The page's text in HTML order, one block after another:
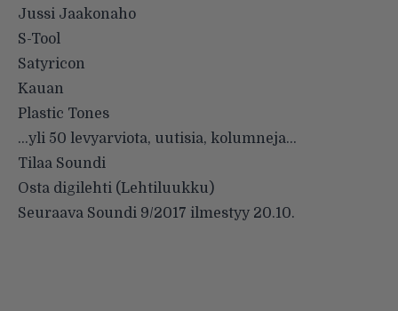
Jussi Jaakonaho
S-Tool
Satyricon
Kauan
Plastic Tones
…yli 50 levyarviota, uutisia, kolumneja…
Tilaa Soundi
Osta digilehti (Lehtiluukku)
Seuraava Soundi 9/2017 ilmestyy 20.10.